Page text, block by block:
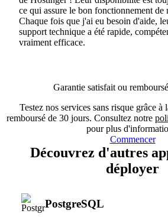
ce qui assure le bon fonctionnement de
Chaque fois que j'ai eu besoin d'aide,
support technique a été rapide,
vraiment efficace.
Garantie satisfait ou
Testez nos services sans risque grâce à
remboursé de 30 jours. Consultez notre
pour plus
Commencer
Découvrez d'autres
déployer
PostgreSQL